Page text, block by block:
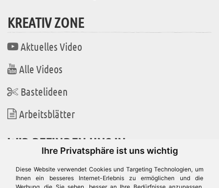
Ihre Privatsphäre ist uns wichtig
Diese Website verwendet Cookies und Targeting Technologien, um
Ihnen ein besseres Internet-Erlebnis zu ermöglichen und die
KREATIV ZONE
Aktuelles Video
Alle Videos
Bastelideen
Arbeitsblätter
WIR BEFINDEN UNS IN